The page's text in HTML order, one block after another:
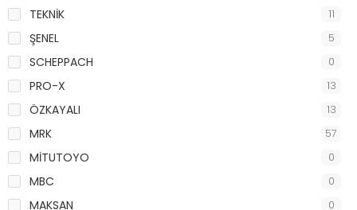
TEKNİK 11
ŞENEL 5
SCHEPPACH 0
PRO-X 13
ÖZKAYALI 13
MRK 57
MİTUTOYO 0
MBC 0
MAKSAN 0